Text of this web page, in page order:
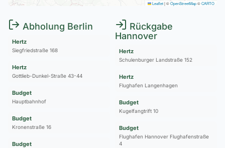
Leaflet|©OpenStreetMap©CARTO
Abholung Berlin
Hertz
Siegfriedstraße 168
Hertz
Gottlieb-Dunkel-Straße 43-44
Budget
Hauptbahnhof
Budget
Kronenstraße 16
Budget
Rückgabe
Hannover
Hertz
Schulenburger Landstraße 152
Hertz
Flughafen Langenhagen
Budget
Kugelfangtrift 10
Budget
Flughafen Hannover Flughafenstraße
4